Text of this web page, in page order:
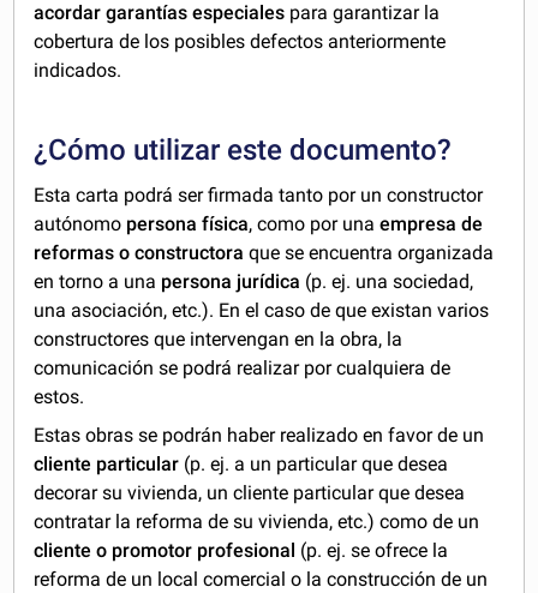
acordar garantías especiales para garantizar la
cobertura de los posibles defectos anteriormente
indicados.
¿Cómo utilizar este documento?
Esta carta podrá ser firmada tanto por un constructor
autónomo persona física, como por unaempresa de
reformas o constructora que se encuentra organizada
en torno a una persona jurídica (p. ej. una sociedad,
una asociación, etc.). En el caso de que existan varios
constructores que intervengan en la obra, la
comunicación se podrá realizar por cualquiera de
estos.
Estas obras se podrán haber realizado en favor de un
cliente particular (p. ej. a un particular que desea
decorar su vivienda, un cliente particular que desea
contratar la reforma de su vivienda, etc.) como de un
cliente o promotor profesional (p. ej. se ofrece la
reforma de un local comercial o la construcción de un